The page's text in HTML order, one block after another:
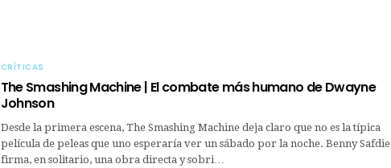
CRÍTICAS
The Smashing Machine | El combate más humano de Dwayne
Johnson
Desde la primera escena, The Smashing Machine deja claro que no es la típica
película de peleas que uno esperaría ver un sábado por la noche. Benny Safdie
firma, en solitario, una obra directa y sobri…